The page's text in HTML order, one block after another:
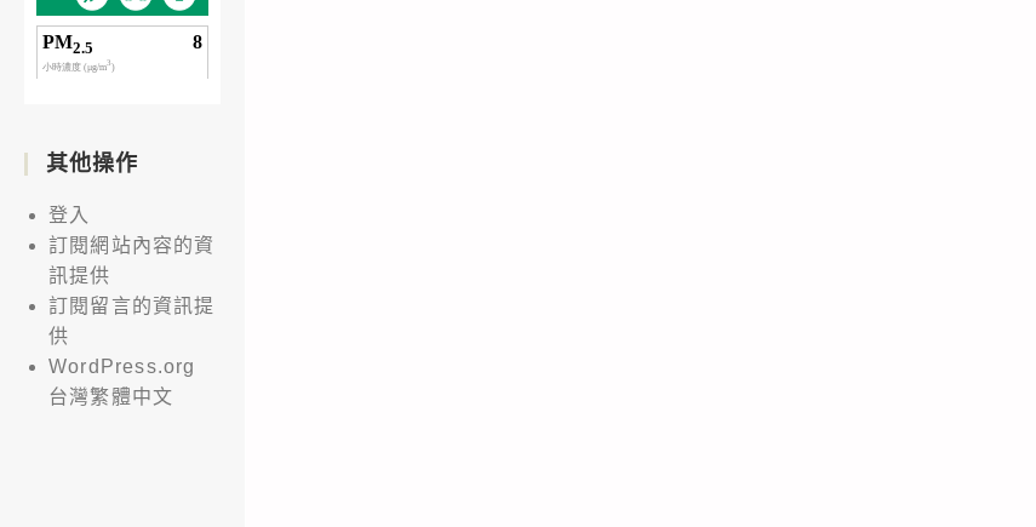
其他操作
登入
訂閱網站內容的資
訊提供
訂閱留言的資訊提
供
WordPress.org
台灣繁體中文